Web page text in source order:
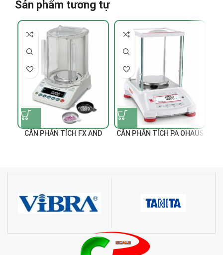
Sản phẩm tương tự
CÂN PHÂN TÍCH FX AND CÂN PHÂN TÍCH PA OHAUS